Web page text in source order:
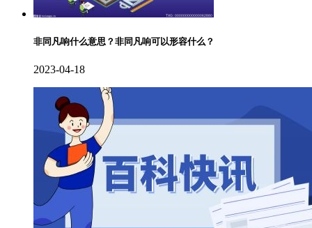
非同凡响什么意思？非同凡响可以形容什么？
2023-04-18